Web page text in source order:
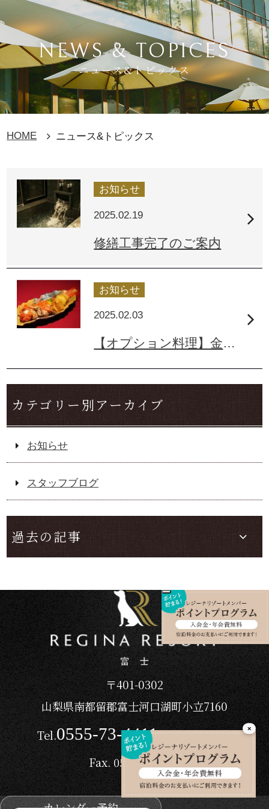
NEWS & TOPICES
ニュース&トピックス
HOME ニュース&トピックス
お知らせ
2025.02.19
修繕工事完了のご案内
お知らせ
2025.02.03
【オプション料理】金目鯛の煮付け
カテゴリー別アーカイブ
お知らせ
スタッフブログ
過去の記事
〒401-0302
山梨県南都留郡富士河口湖町小立7160
Tel.0555-73-4411/ 10:00～17:00
Fax. 0555-73-1151
×